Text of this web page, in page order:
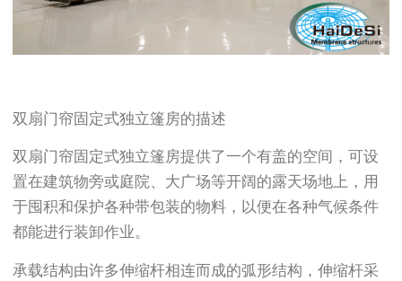
双扇门帘固定式独立篷房的描述
双扇门帘固定式独立篷房提供了一个有盖的空间，可设
置在建筑物旁或庭院、大广场等开阔的露天场地上，用
于囤积和保护各种带包装的物料，以便在各种气候条件
都能进行装卸作业。
承载结构由许多伸缩杆相连而成的弧形结构，伸缩杆采